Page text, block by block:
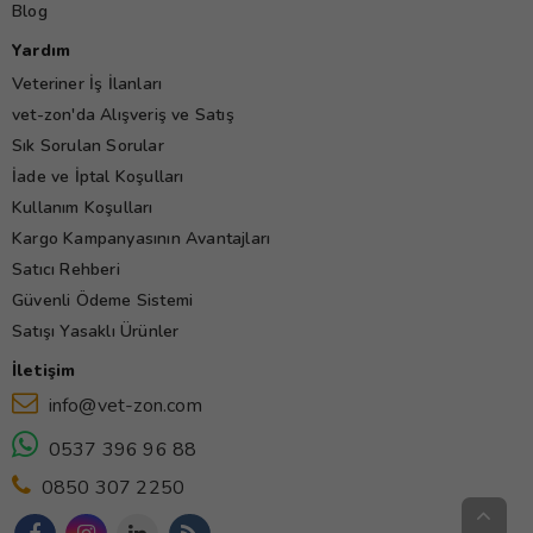
Blog
Yardım
Veteriner İş İlanları
vet-zon'da Alışveriş ve Satış
Sık Sorulan Sorular
İade ve İptal Koşulları
Kullanım Koşulları
Kargo Kampanyasının Avantajları
Satıcı Rehberi
Güvenli Ödeme Sistemi
Satışı Yasaklı Ürünler
İletişim
info@vet-zon.com
0537 396 96 88
0850 307 2250